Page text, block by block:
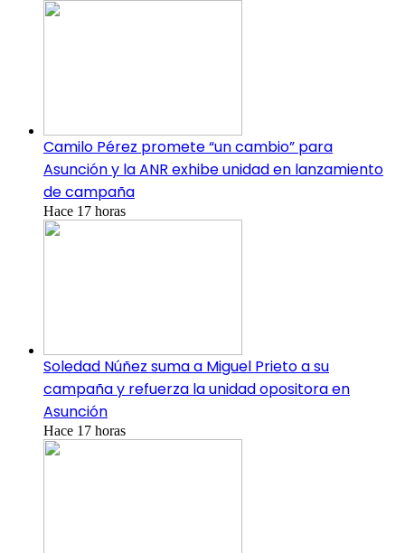
Camilo Pérez promete “un cambio” para
Asunción y la ANR exhibe unidad en lanzamiento
de campaña
Hace 17 horas
Soledad Núñez suma a Miguel Prieto a su
campaña y refuerza la unidad opositora en
Asunción
Hace 17 horas